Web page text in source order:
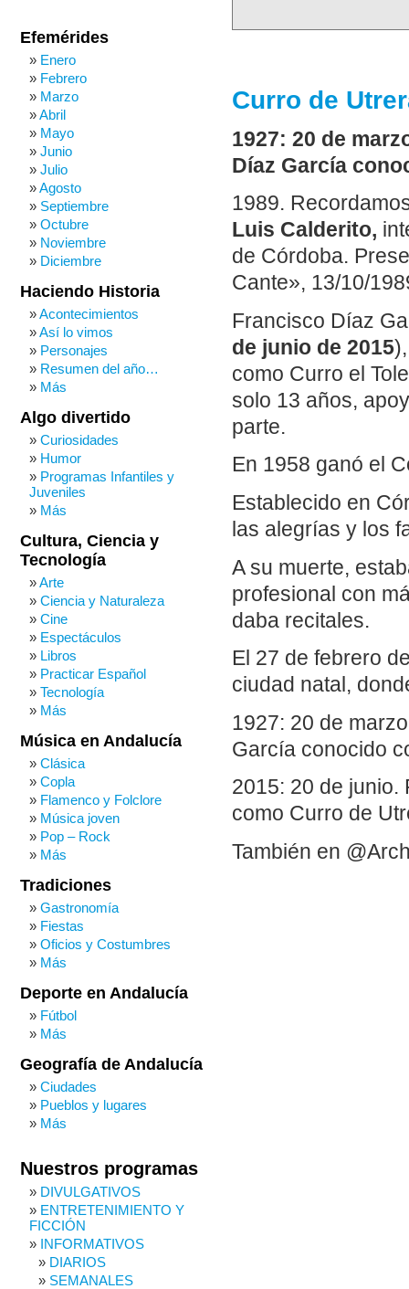
Curro de
1927: 20 de
Díaz García
1989.
Luis Calderito,
de Córdoba.
Cante», 13/10/
Francisco Díaz
de junio de 2015
como Curro el
solo 13 años,
parte.
En 1958 ganó el
Establecido en
las alegrías y los
A su muerte,
profesional con
daba recitales.
El 27 de febrero
ciudad natal,
1927: 20 de
García conocido
2015: 20 de
como Curro de
También en
Efemérides
Enero
Febrero
Marzo
Abril
Mayo
Junio
Julio
Agosto
Septiembre
Octubre
Noviembre
Diciembre
Haciendo Historia
Acontecimientos
Así lo vimos
Personajes
Resumen del año…
Más
Algo divertido
Curiosidades
Humor
Programas Infantiles y
Juveniles
Más
Cultura, Ciencia y
Tecnología
Arte
Ciencia y Naturaleza
Cine
Espectáculos
Libros
Practicar Español
Tecnología
Más
Música en Andalucía
Clásica
Copla
Flamenco y Folclore
Música joven
Pop – Rock
Más
Tradiciones
Gastronomía
Fiestas
Oficios y Costumbres
Más
Deporte en Andalucía
Fútbol
Más
Geografía de Andalucía
Ciudades
Pueblos y lugares
Más
Nuestros programas
DIVULGATIVOS
ENTRETENIMIENTO Y
FICCIÓN
INFORMATIVOS
DIARIOS
SEMANALES